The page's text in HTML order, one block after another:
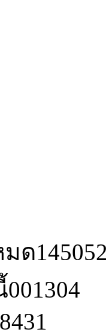
มด
001304